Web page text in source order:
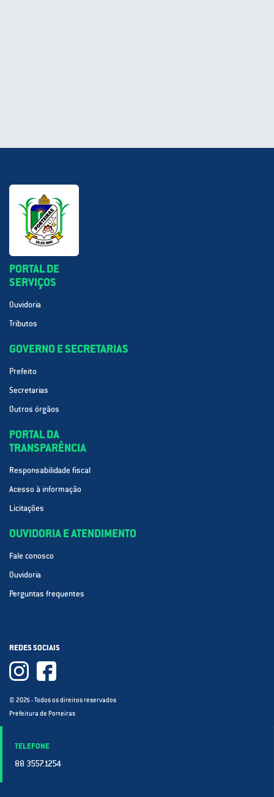
PORTAL DE
SERVIÇOS
Ouvidoria
Tributos
GOVERNO E SECRETARIAS
Prefeito
Secretarias
Outros órgãos
PORTAL DA
TRANSPARÊNCIA
Responsabilidade fiscal
Acesso à informação
Licitações
OUVIDORIA E ATENDIMENTO
Fale conosco
Ouvidoria
Perguntas frequentes
REDES SOCIAIS
© 2025 - Todos os direitos reservados
Prefeitura de Porteiras
TELEFONE
88 3557.1254